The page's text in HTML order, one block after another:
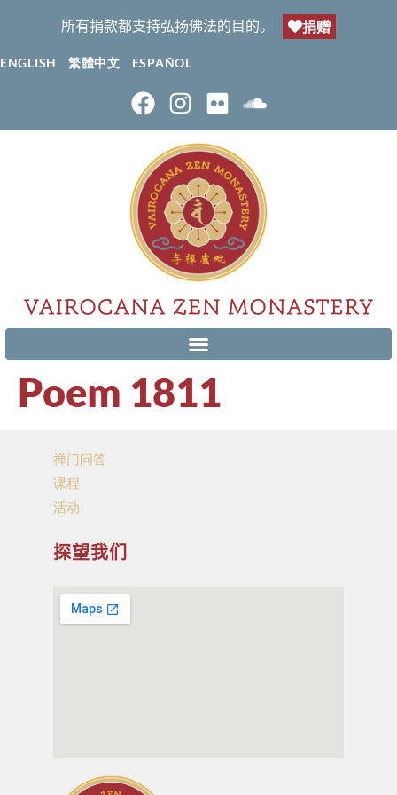
所有捐款都支持弘扬佛法的目的。 捐赠
ENGLISH 繁體中文 ESPAÑOL
Poem 1811
禅门问答
课程
活动
探望我们